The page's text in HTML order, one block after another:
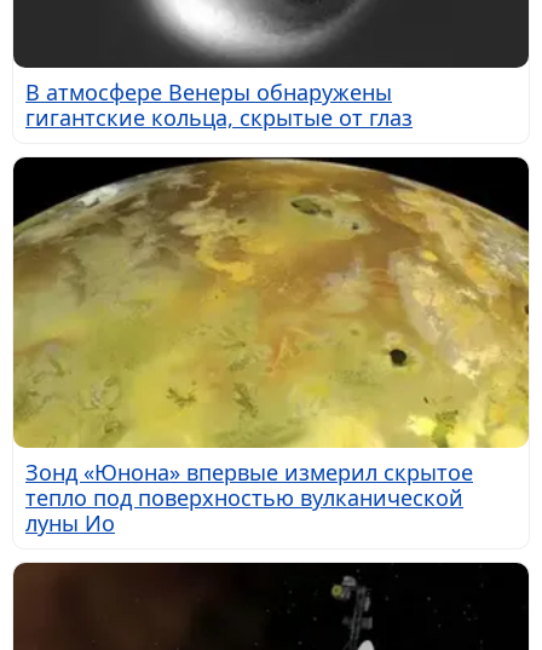
В атмосфере Венеры обнаружены
гигантские кольца, скрытые от глаз
Зонд «Юнона» впервые измерил скрытое
тепло под поверхностью вулканической
луны Ио